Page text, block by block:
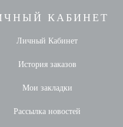
КАБИНЕТ
Личный Кабинет
История заказов
Мои закладки
Рассылка новостей